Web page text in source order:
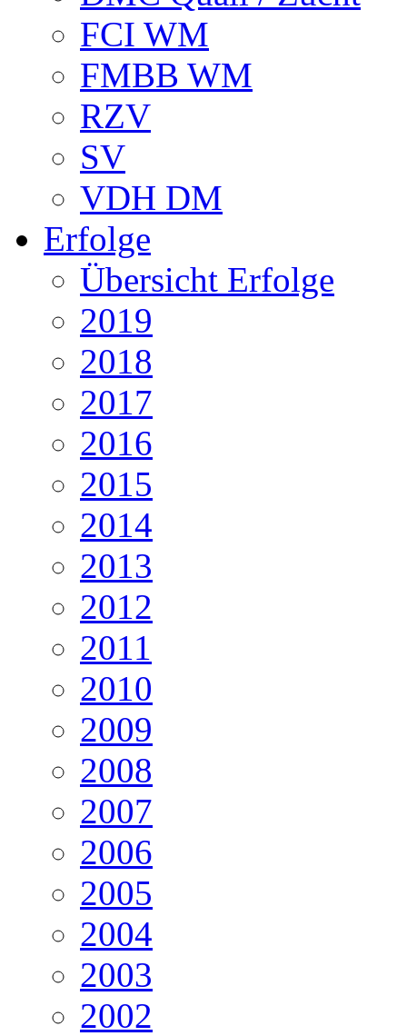
FCI WM
FMBB WM
RZV
SV
VDH DM
Erfolge
Übersicht Erfolge
2019
2018
2017
2016
2015
2014
2013
2012
2011
2010
2009
2008
2007
2006
2005
2004
2003
2002